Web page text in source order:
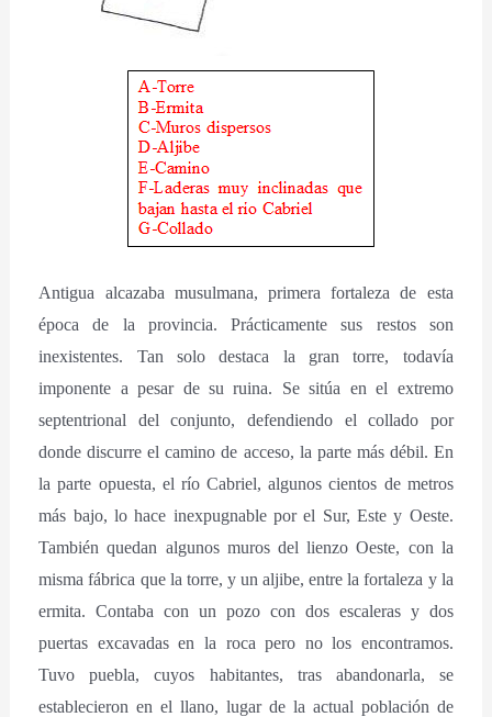
Antigua alcazaba musulmana, primera fortaleza de esta
época de la provincia. Prácticamente sus restos son
inexistentes. Tan solo destaca la gran torre, todavía
imponente a pesar de su ruina. Se sitúa en el extremo
septentrional del conjunto, defendiendo el collado por
donde discurre el camino de acceso, la parte más débil. En
la parte opuesta, el río Cabriel, algunos cientos de metros
más bajo, lo hace inexpugnable por el Sur, Este y Oeste.
También quedan algunos muros del lienzo Oeste, con la
misma fábrica que la torre, y un aljibe, entre la fortaleza y la
ermita. Contaba con un pozo con dos escaleras y dos
puertas excavadas en la roca pero no los encontramos.
Tuvo puebla, cuyos habitantes, tras abandonarla, se
establecieron en el llano, lugar de la actual población de